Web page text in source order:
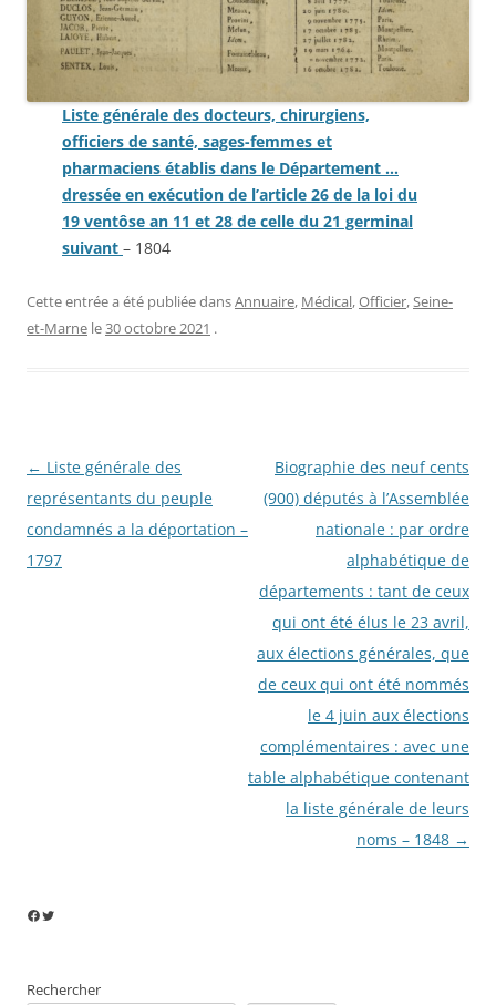
Liste générale des docteurs, chirurgiens,
officiers de santé, sages-femmes et
pharmaciens établis dans le Département …
dressée en exécution de l’article 26 de la loi du
19 ventôse an 11 et 28 de celle du 21 germinal
suivant – 1804
Cette entrée a été publiée dansAnnuaire, Médical,Officier,Seine-
et-Marne le30 octobre 2021 .
Navigation
des
articles
← Liste générale des
représentants du peuple
condamnés a la déportation –
1797
Biographie des neuf cents
(900) députés à l’Assemblée
nationale : par ordre
alphabétique de
départements : tant de ceux
qui ont été élus le 23 avril,
aux élections générales, que
de ceux qui ont été nommés
le 4 juin aux élections
complémentaires : avec une
table alphabétique contenant
la liste générale de leurs
noms – 1848 →
Facebook
Twitter
Rechercher